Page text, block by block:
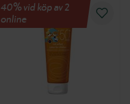
40% vid köp av 2
online